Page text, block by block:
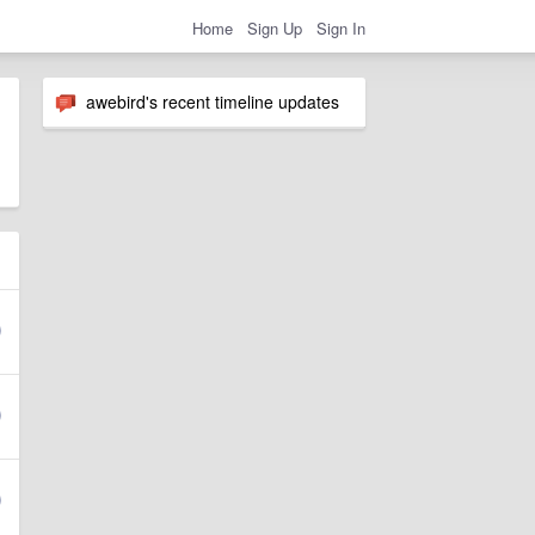
Home Sign Up Sign In
awebird's recent timeline updates